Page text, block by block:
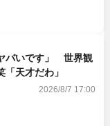
バいです」 世界観
天才だわ」
2026/8/7 17:00